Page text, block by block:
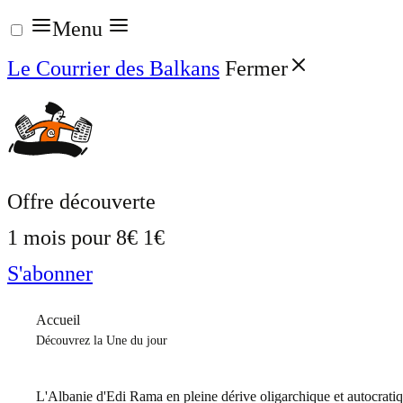
Aller
au
contenu
Menu
Le Courrier des Balkans Fermer
Offre découverte
1 mois pour 8€ 1€
S'abonner
Accueil
Découvrez la Une du jour
L'Albanie d'Edi Rama en pleine dérive oligarchique et